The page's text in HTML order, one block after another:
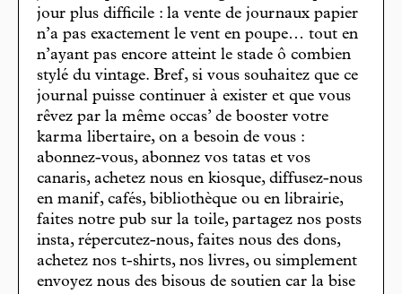
jour plus difficile : la vente de journaux papier
n’a pas exactement le vent en poupe… tout en
n’ayant pas encore atteint le stade ô combien
stylé du vintage. Bref, si vous souhaitez que ce
journal puisse continuer à exister et que vous
rêvez par la même occas’ de booster votre
karma libertaire, on a besoin de vous :
abonnez-vous, abonnez vos tatas et vos
canaris, achetez nous en kiosque, diffusez-nous
en manif, cafés, bibliothèque ou en librairie,
faites notre pub sur la toile, partagez nos posts
insta, répercutez-nous, faites nous des dons,
achetez nos t-shirts, nos livres, ou simplement
envoyez nous des bisous de soutien car la bise